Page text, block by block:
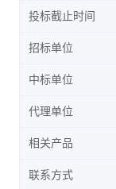
投标截止时间
招标单位
中标单位
代理单位
相关产品
联系方式